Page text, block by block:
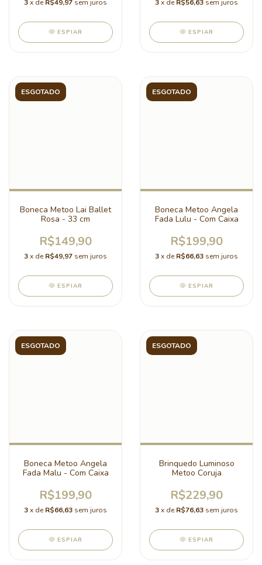
3x de R$49,97 sem juros
ESPIAR
3x de R$56,63 sem juros
ESPIAR
ESGOTADO
Boneca Metoo Lai Ballet
Rosa - 33 cm
R$149,90
3x de R$49,97 sem juros
ESPIAR
ESGOTADO
Boneca Metoo Angela
Fada Lulu - Com Caixa
R$199,90
3x de R$66,63 sem juros
ESPIAR
ESGOTADO
Boneca Metoo Angela
Fada Malu - Com Caixa
R$199,90
3x de R$66,63 sem juros
ESPIAR
ESGOTADO
Brinquedo Luminoso
Metoo Coruja
R$229,90
3x de R$76,63 sem juros
ESPIAR